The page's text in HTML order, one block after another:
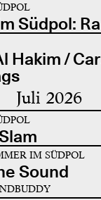
Südpol:
Hakim /
Juli 2026
IM SÜDPOL
Sound